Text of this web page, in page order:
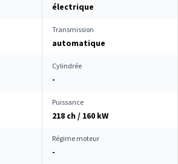
électrique
Transmission
automatique
Cylindrée
-
Puissance
218 ch / 160 kW
Régime moteur
-